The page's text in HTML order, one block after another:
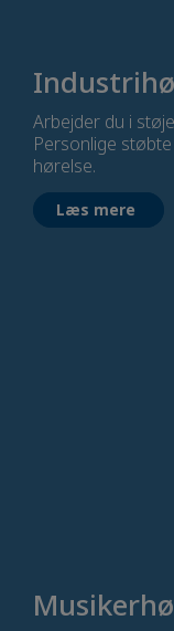
Arbejder du i
Personlige
hørelse.
Læs mere